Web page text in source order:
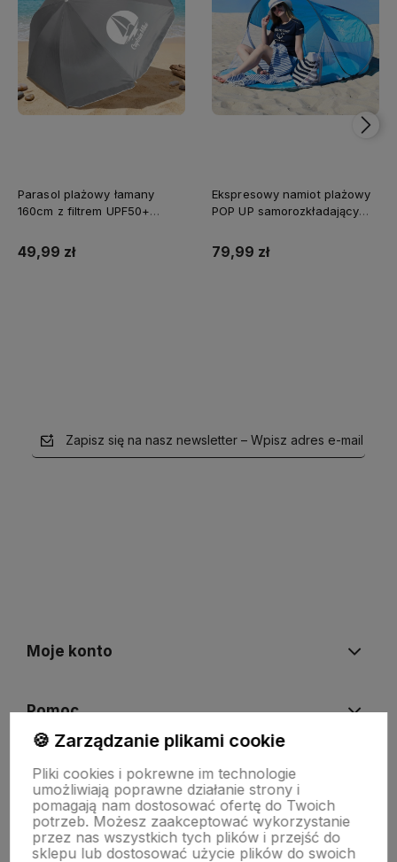
Parasol plażowy łamany
160cm z filtrem UPF50+
49,99 zł
Ekspresowy namiot plażowy
POP UP samorozkładający
79,99 zł
Zapisz się na nasz newsletter – Wpisz adres e-mail
Moje konto
Pomoc
KOLEKCJE
Nasze marki
🍪 Zarządzanie plikami cookie
Pliki cookies i pokrewne im technologie
umożliwiają poprawne działanie strony i
pomagają nam dostosować ofertę do Twoich
potrzeb. Możesz zaakceptować wykorzystanie
przez nas wszystkich tych plików i przejść do
sklepu lub dostosować użycie plików do swoich